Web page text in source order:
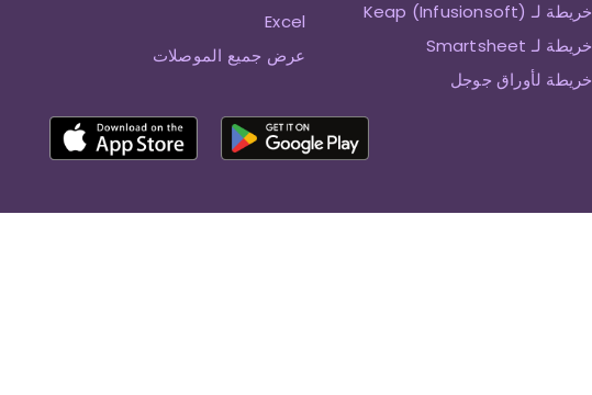
خريطة لـ Keap (Infusionsoft)
خريطة لـ Smartsheet
خريطة لأوراق جوجل
Excel
عرض جميع الموصلات